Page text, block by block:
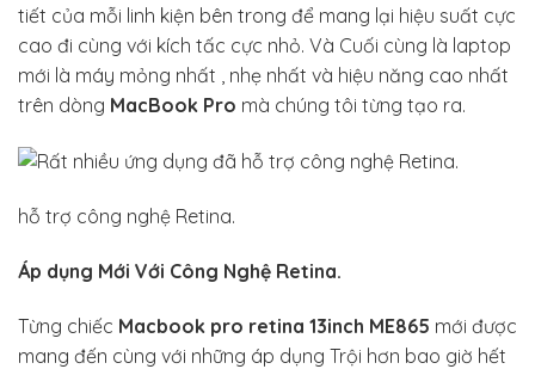
tiết của mỗi linh kiện bên trong để mang lại hiệu suất cực
cao đi cùng với kích tấc cực nhỏ. Và Cuối cùng là laptop
mới là máy mỏng nhất , nhẹ nhất và hiệu năng cao nhất
trên dòng MacBook Pro mà chúng tôi từng tạo ra.
hỗ trợ công nghệ Retina.
Áp dụng Mới Với Công Nghệ Retina.
Từng chiếc Macbook pro retina 13inch ME865 mới được
mang đến cùng với những áp dụng Trội hơn bao giờ hết